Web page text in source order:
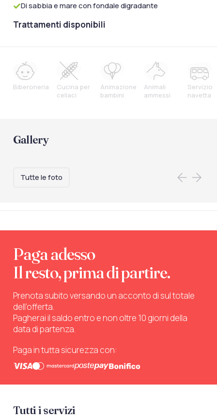
Di sabbia e mare con fondale digradante
Trattamenti disponibili
Biberoneria
Cucina per
celiaci
Animazione
bambini
Animali
ammessi
Servizio
navetta
Gallery
Tutte le foto
Paga adesso
Il resto, prima di partire.
Prenota subito versando un acconto di sul totale
dell’offerta.
Pagherai il saldo entro e non oltre 10 giorni della
data di partenza.
Paga in tutta sicurezza con:
Tutti i servizi